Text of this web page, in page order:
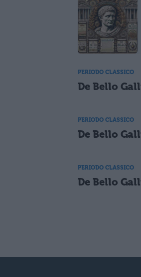
PERIODO CLASSICO
De Bello
PERIODO CLASSICO
De Bello
PERIODO CLASSICO
De Bello